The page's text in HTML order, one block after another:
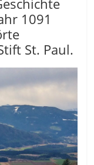
1091
St. Paul.